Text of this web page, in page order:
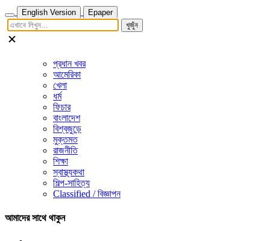
English Version
Epaper
খুজুঁন
প্রধান খবর
আমেরিকা
খেলা
ধর্ম
ফিচার
বাংলাদেশ
বিশ্বজুড়ে
মুক্তমত
রাজনীতি
শিক্ষা
স্বাস্থ্যকথা
শিল্প-সাহিত্য
Classified / বিজ্ঞাপন
আমাদের সাথে থাকুন